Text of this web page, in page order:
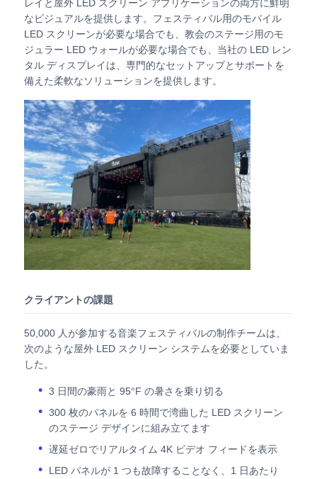
品質管理
お問い合わせ
ニュース
ケース
引金 を 求め て ください
LED ビデオウォールディスプレイ
コンサートLEDスクリーン
コブLEDビデオ壁
透明なLEDディスプレイ
レイと屋外 LED スクリーン アプリケーションの両方に鮮明
なビジュアルを提供します。フェスティバル用のモバイル
LED スクリーンが必要な場合でも、教会のステージ用のモ
ジュラー LED ウォールが必要な場合でも、当社の LED レン
タル ディスプレイは、専門的なセットアップとサポートを
備えた柔軟なソリューションを提供します。
クライアントの課題
50,000 人が参加する音楽フェスティバルの制作チームは、
次のような屋外 LED スクリーン システムを必要としていま
した。
3 日間の豪雨と 95°F の暑さを乗り切る
300 枚のパネルを 6 時間で湾曲した LED スクリーン
のステージ デザインに組み立てます
遅延ゼロでリアルタイム 4K ビデオ フィードを表示
LED パネルが 1 つも故障することなく、1 日あたり